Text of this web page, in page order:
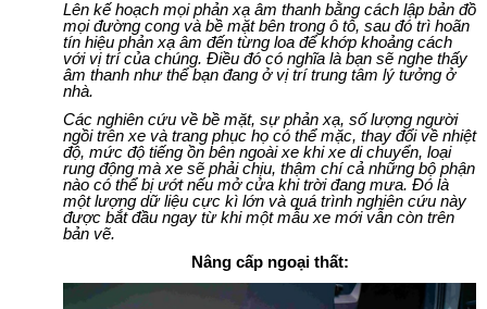
Lên kế hoạch mọi phản xạ âm thanh bằng cách lập bản đồ
mọi đường cong và bề mặt bên trong ô tô, sau đó trì hoãn
tín hiệu phản xạ âm đến từng loa để khớp khoảng cách
với vị trí của chúng. Điều đó có nghĩa là bạn sẽ nghe thấy
âm thanh như thể bạn đang ở vị trí trung tâm lý tưởng ở
nhà.
Các nghiên cứu về bề mặt, sự phản xạ, số lượng người
ngồi trên xe và trang phục họ có thể mặc, thay đổi về nhiệt
độ, mức độ tiếng ồn bên ngoài xe khi xe di chuyển, loại
rung động mà xe sẽ phải chịu, thậm chí cả những bộ phận
nào có thể bị ướt nếu mở cửa khi trời đang mưa. Đó là
một lượng dữ liệu cực kì lớn và quá trình nghiên cứu này
được bắt đầu ngay từ khi một mẫu xe mới vẫn còn trên
bản vẽ.
Nâng cấp ngoại thất: